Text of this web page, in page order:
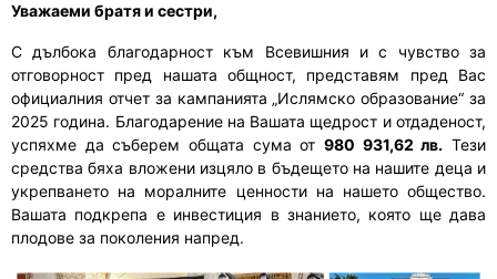
Уважаеми братя и сестри,
С дълбока благодарност към Всевишния и с чувство за
отговорност пред нашата общност, представям пред Вас
официалния отчет за кампанията „Ислямско образование“ за
2025 година. Благодарение на Вашата щедрост и отдаденост,
успяхме да съберем общата сума от 980 931,62 лв. Тези
средства бяха вложени изцяло в бъдещето на нашите деца и
укрепването на моралните ценности на нашето общество.
Вашата подкрепа е инвестиция в знанието, която ще дава
плодове за поколения напред.